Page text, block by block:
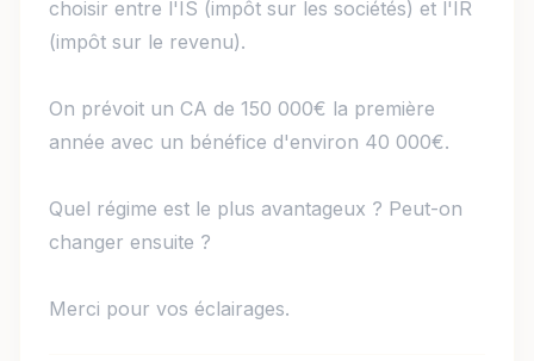
choisir entre l'IS (impôt sur les sociétés) et l'IR
(impôt sur le revenu).
On prévoit un CA de 150 000€ la première
année avec un bénéfice d'environ 40 000€.
Quel régime est le plus avantageux ? Peut-on
changer ensuite ?
Merci pour vos éclairages.